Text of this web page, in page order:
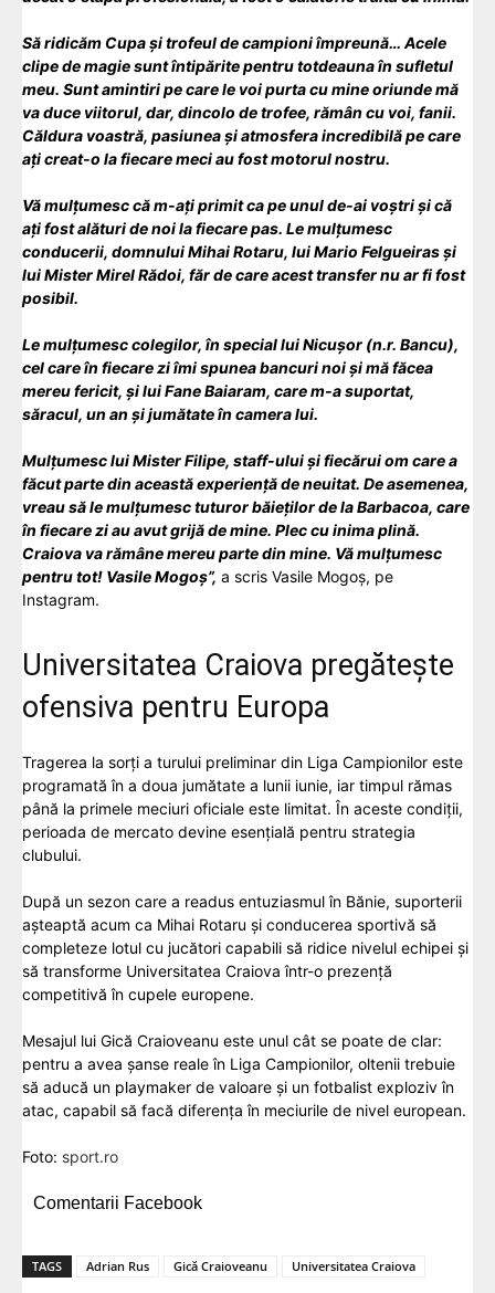
Să ridicăm Cupa și trofeul de campioni împreună… Acele
clipe de magie sunt întipărite pentru totdeauna în sufletul
meu. Sunt amintiri pe care le voi purta cu mine oriunde mă
va duce viitorul, dar, dincolo de trofee, rămân cu voi, fanii.
Căldura voastră, pasiunea și atmosfera incredibilă pe care
ați creat-o la fiecare meci au fost motorul nostru.
Vă mulțumesc că m-ați primit ca pe unul de-ai voștri și că
ați fost alături de noi la fiecare pas. Le mulțumesc
conducerii, domnului Mihai Rotaru, lui Mario Felgueiras și
lui Mister Mirel Rădoi, făr de care acest transfer nu ar fi fost
posibil.
Le mulțumesc colegilor, în special lui Nicușor (n.r. Bancu),
cel care în fiecare zi îmi spunea bancuri noi și mă făcea
mereu fericit, și lui Fane Baiaram, care m-a suportat,
săracul, un an și jumătate în camera lui.
Mulțumesc lui Mister Filipe, staff-ului și fiecărui om care a
făcut parte din această experiență de neuitat. De asemenea,
vreau să le mulțumesc tuturor băieților de la Barbacoa, care
în fiecare zi au avut grijă de mine. Plec cu inima plină.
Craiova va rămâne mereu parte din mine. Vă mulțumesc
pentru tot! Vasile Mogoș”, a scris Vasile Mogoș, pe
Instagram.
Universitatea Craiova pregătește
ofensiva pentru Europa
Tragerea la sorți a turului preliminar din Liga Campionilor este
programată în a doua jumătate a lunii iunie, iar timpul rămas
până la primele meciuri oficiale este limitat. În aceste condiții,
perioada de mercato devine esențială pentru strategia
clubului.
După un sezon care a readus entuziasmul în Bănie, suporterii
așteaptă acum ca Mihai Rotaru și conducerea sportivă să
completeze lotul cu jucători capabili să ridice nivelul echipei și
să transforme Universitatea Craiova într-o prezență
competitivă în cupele europene.
Mesajul lui Gică Craioveanu este unul cât se poate de clar:
pentru a avea șanse reale în Liga Campionilor, oltenii trebuie
să aducă un playmaker de valoare și un fotbalist exploziv în
atac, capabil să facă diferența în meciurile de nivel european.
Foto: sport.ro
Comentarii Facebook
TAGS Adrian Rus Gică Craioveanu Universitatea Craiova